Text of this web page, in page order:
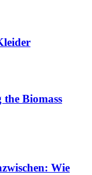
the Biomass
Wie